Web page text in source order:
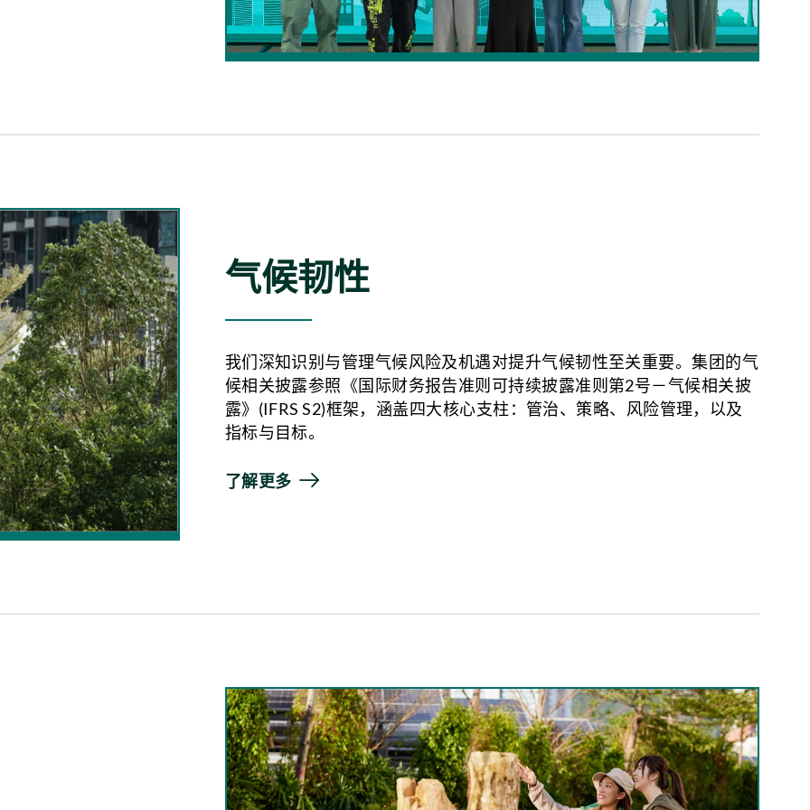
气候韧性
我们深知识别与管理气候风险及机遇对提升气候韧性至关重要。集团的气
候相关披露参照《国际财务报告准则可持续披露准则第2号－气候相关披
露》(IFRS S2)框架，涵盖四大核心支柱：管治、策略、风险管理，以及
指标与目标。
了解更多